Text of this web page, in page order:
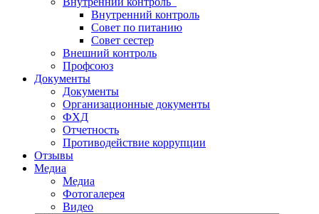
Внутренний контроль
Совет по питанию
Совет сестер
Внешний контроль
Профсоюз
Документы
Документы
Организационные документы
ФХД
Отчетность
Противодействие коррупции
Отзывы
Медиа
Медиа
Фотогалерея
Видео